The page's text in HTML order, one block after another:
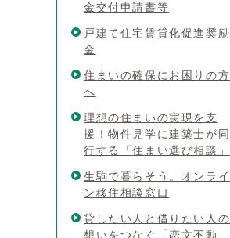
金交付申請書等
戸建て住宅賃貸化促進奨励
金
住まいの確保にお困りの方
へ
理想の住まいの実現を支
援！物件見学に建築士が同
行する「住まい選び相談」
生駒で暮らそう。オンライ
ン移住相談窓口
貸したい人と借りたい人の
想いをつなぐ「恋文不動